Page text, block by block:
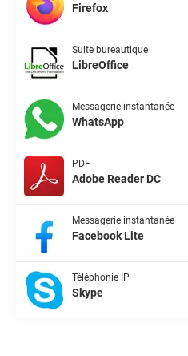
Firefox
Suite bureautique
LibreOffice
Messagerie instantanée
WhatsApp
PDF
Adobe Reader DC
Messagerie instantanée
Facebook Lite
Téléphonie IP
Skype